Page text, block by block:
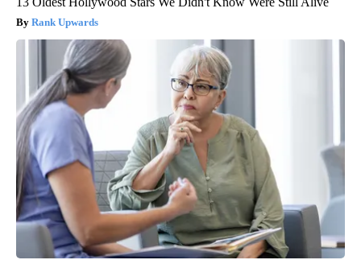
Rank Upwards